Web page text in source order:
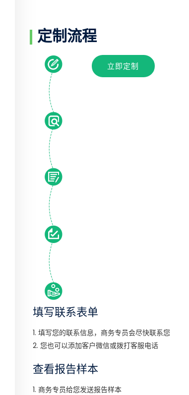
定制流程
填写联系表单
1. 填写您的联系信息，商务专员会尽快联系您
2. 您也可以添加客户微信或拨打客服电话
查看报告样本
1. 商务专员给您发送报告样本
立即定制